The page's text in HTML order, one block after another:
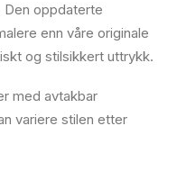
Den oppdaterte
enn våre originale
og stilsikkert uttrykk.
med avtakbar
variere stilen etter